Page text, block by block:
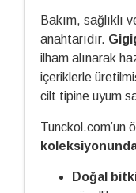
Bakım, sağlıklı
anahtarıdır.
ilham alınarak
içeriklerle
cilt tipine uyum
Tunckol.com’un
Doğal